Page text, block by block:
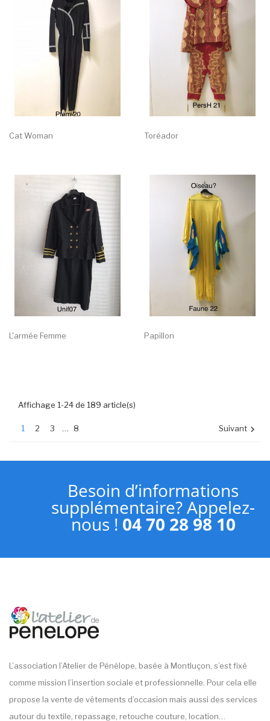
Cat Woman Toréador
L'armée Femme Papillon
Affichage 1-24 de 189 article(s)
1 2 3 … 8 Suivant 
Besoin d’informations
supplémentaire? Appelez-
nous ! 04 70 28 98 10
L’association l’Atelier de Pénélope, basée à Montluçon, s’est fixé
comme mission l’insertion sociale et professionnelle. Pour cela elle
propose la vente de vêtements d’occasion mais aussi des services
autour du textile, repassage, retouche couture, location…